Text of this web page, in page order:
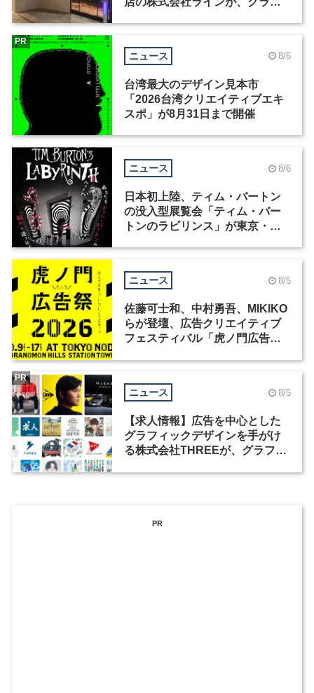
ニュース 8/6
台湾最大のデザイン見本市
「2026台湾クリエイティブエキ
スポ」が8月31日まで開催
PR
ニュース 8/6
日本初上陸、ティム・バートン
の没入型展覧会「ティム・バー
トンのラビリンス」が東京・豊
ニュース 8/5
佐藤可士和、中村勇吾、MIKIKO
らが登壇、広告クリエイティブ
フェスティバル「虎ノ門広告
ニュース 8/5
【求人情報】広告を中心とした
グラフィックデザインを手がけ
る株式会社THREEが、グラフィ
PR
PR